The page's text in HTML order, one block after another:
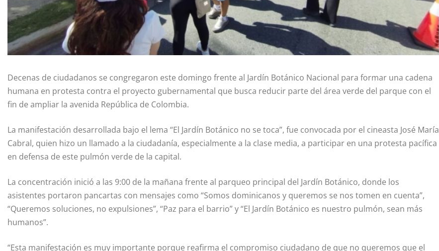
Decenas de ciudadanos se congregaron este domingo frente al Jardín Botánico Nacional para formar una cadena
humana en protesta contra el proyecto gubernamental que busca reducir parte del área verde del parque con el
fin de ampliar la avenida República de Colombia.
La manifestación desarrollada bajo el lema “El Jardín Botánico no se toca”, fue convocada por el cineasta José María
Cabral, quien hizo un llamado a la ciudadanía, especialmente a la clase media, a participar en una protesta pacífica
en defensa de este pulmón verde de la capital.
La concentración inició a las 9:00 de la mañana frente al parqueo principal del Jardín Botánico, donde los
asistentes portaron pancartas con mensajes como “Somos dominicanos y queremos se nos tomen en cuenta”,
“Queremos soluciones, no expulsiones”, “Paz para el barrio” y “El Jardín Botánico es nuestro pulmón, sean más
humanos”.
“Esta manifestación es muy importante porque reafirma el compromiso ciudadano de que no queremos que el